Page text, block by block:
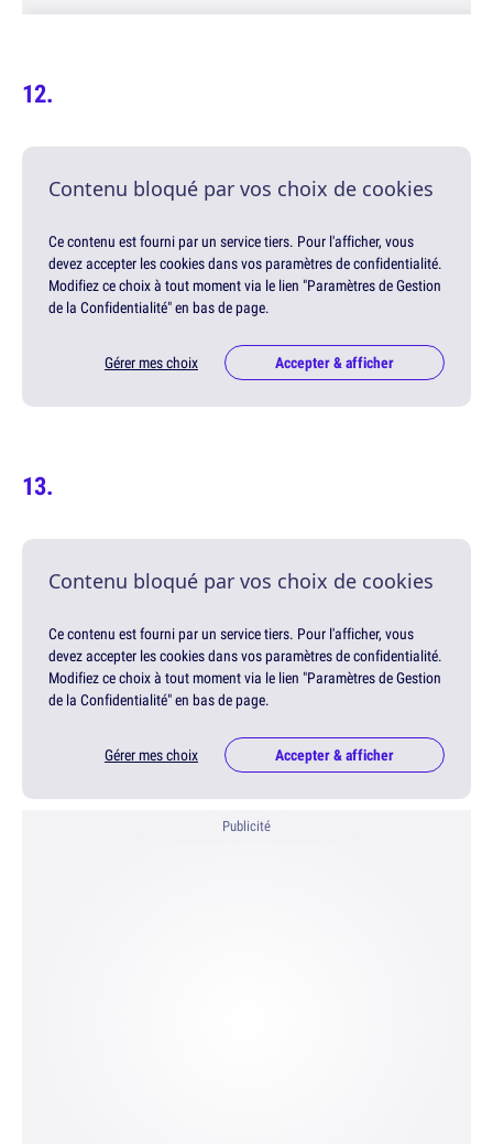
Contenu bloqué par vos choix de cookies
Ce contenu est fourni par un service tiers. Pour l'afficher, vous
devez accepter les cookies dans vos paramètres de confidentialité.
Modifiez ce choix à tout moment via le lien "Paramètres de Gestion
de la Confidentialité" en bas de page.
Gérer mes choix Accepter & afficher
Contenu bloqué par vos choix de cookies
Ce contenu est fourni par un service tiers. Pour l'afficher, vous
devez accepter les cookies dans vos paramètres de confidentialité.
Modifiez ce choix à tout moment via le lien "Paramètres de Gestion
de la Confidentialité" en bas de page.
Gérer mes choix Accepter & afficher
Publicité